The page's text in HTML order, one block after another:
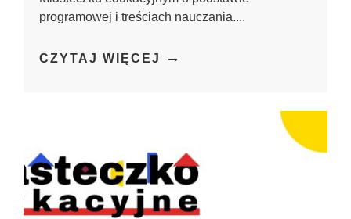
programowej i treściach nauczania....
CZYTAJ WIĘCEJ →